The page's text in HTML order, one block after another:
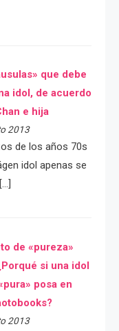
que debe
idol, de acuerdo
e hija
2013
de los años 70s
idol apenas se
de «pureza»
si una idol
posa en
2013